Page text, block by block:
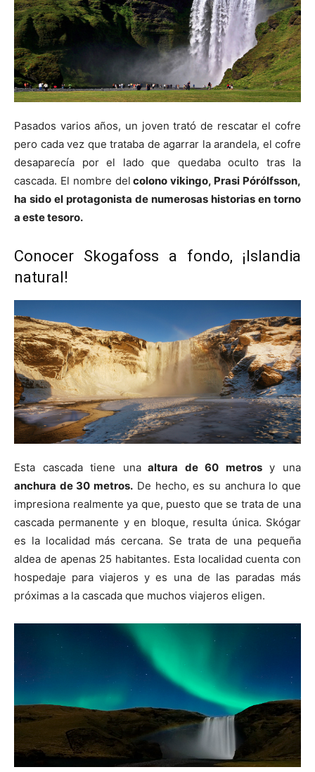
Pasados varios años, un joven trató de rescatar el cofre
pero cada vez que trataba de agarrar la arandela, el cofre
desaparecía por el lado que quedaba oculto tras la
cascada. El nombre del colono vikingo, Prasi Pórólfsson,
ha sido el protagonista de numerosas historias en torno
a este tesoro.
Conocer Skogafoss a fondo, ¡Islandia
natural!
Esta cascada tiene unaaltura de 60 metrosy una
anchura de 30 metros. De hecho, es su anchura lo que
impresiona realmente ya que, puesto que se trata de una
cascada permanente y en bloque, resulta única. Skógar
es la localidad más cercana. Se trata de una pequeña
aldea de apenas 25 habitantes. Esta localidad cuenta con
hospedaje para viajeros y es una de las paradas más
próximas a la cascada que muchos viajeros eligen.